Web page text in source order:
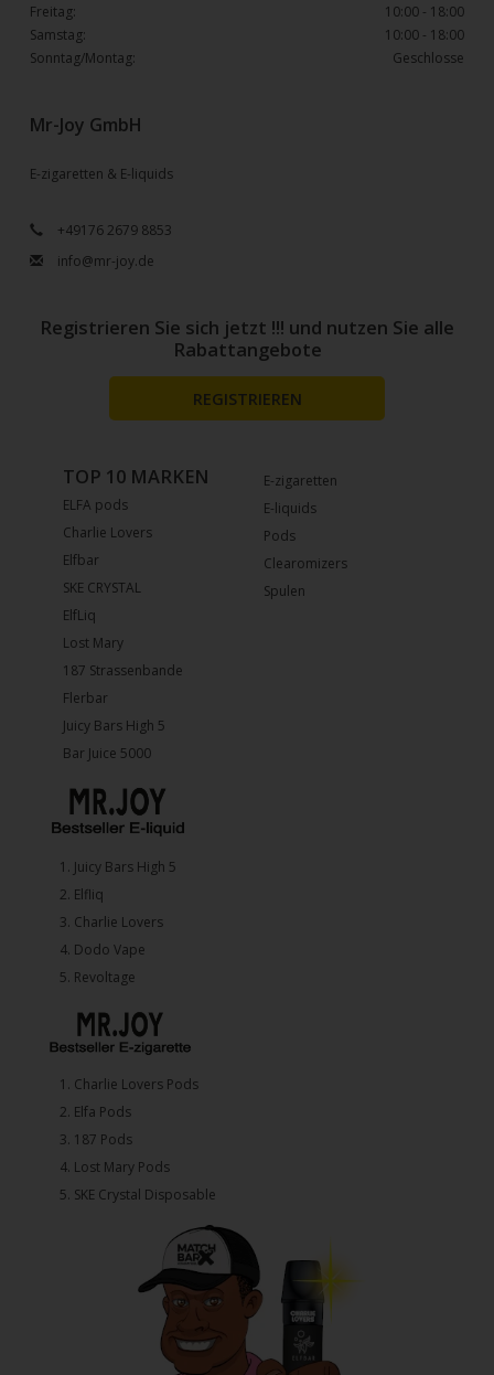
Mr-Joy GmbH
E-zigaretten & E-liquids
+49176 2679 8853
info@mr-joy.de
Freitag:
10:00 - 18:00
Samstag:
10:00 - 18:00
Sonntag/Montag:
Geschlosse
E-zigaretten
E-liquids
Pods
Clearomizers
Spulen
TOP 10 MARKEN
ELFA pods
Charlie Lovers
Elfbar
SKE CRYSTAL
ElfLiq
Lost Mary
187 Strassenbande
Flerbar
Juicy Bars High 5
Bar Juice 5000
1.⁠ ⁠Juicy Bars High 5
2.⁠ ⁠⁠Elfliq
3.⁠ ⁠⁠Charlie Lovers
4.⁠ ⁠⁠Dodo Vape
5. ⁠Revoltage
1.⁠ ⁠Charlie Lovers Pods
2.⁠ ⁠⁠Elfa Pods
3.⁠ ⁠⁠187 Pods
4.⁠ ⁠⁠Lost Mary Pods
5.⁠ ⁠⁠SKE Crystal Disposable
Registrieren Sie sich jetzt !!! und nutzen Sie alle
Rabattangebote
REGISTRIEREN